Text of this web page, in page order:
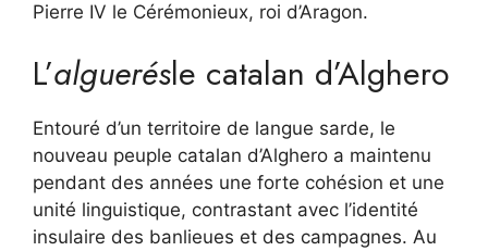
Pierre IV le Cérémonieux, roi d’Aragon.
L’alguerésle catalan d’Alghero
Entouré d’un territoire de langue sarde, le
nouveau peuple catalan d’Alghero a maintenu
pendant des années une forte cohésion et une
unité linguistique, contrastant avec l’identité
insulaire des banlieues et des campagnes. Au